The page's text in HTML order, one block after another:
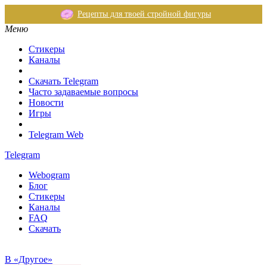
Рецепты для твоей стройной фигуры
Меню
Стикеры
Каналы
Скачать Telegram
Часто задаваемые вопросы
Новости
Игры
Telegram Web
Telegram
Webogram
Блог
Стикеры
Каналы
FAQ
Скачать
В «Другое»